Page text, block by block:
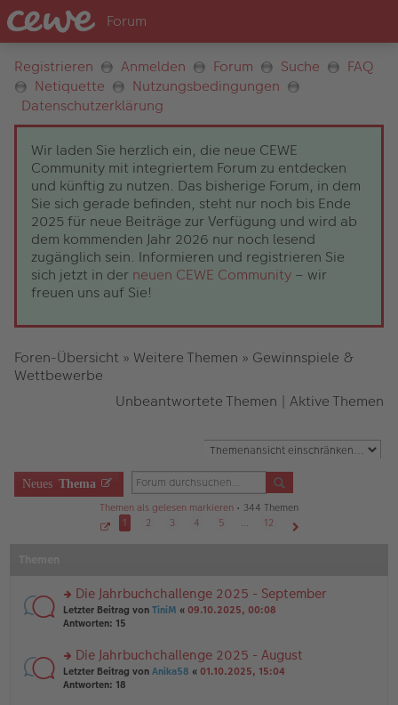
Registrieren Anmelden Forum Suche
FAQ
Netiquette
Nutzungsbedingungen
Datenschutzerklärung
Wir laden Sie herzlich ein, die neue CEWE
Community mit integriertem Forum zu entdecken
und künftig zu nutzen. Das bisherige Forum, in dem
Sie sich gerade befinden, steht nur noch bis Ende
2025 für neue Beiträge zur Verfügung und wird ab
dem kommenden Jahr 2026 nur noch lesend
zugänglich sein. Informieren und registrieren Sie
sich jetzt in der neuen CEWE Community – wir
freuen uns auf Sie!
Foren-Übersicht » Weitere Themen » Gewinnspiele &
Wettbewerbe
Unbeantwortete Themen | Aktive Themen
Neues Thema
Themen als gelesen markieren • 344 Themen
1
v
o
n
1
1 2 3 4 5 …
12
rs
te
n
g
el
Die Jahrbuchchallenge 2025 - September
Letzter Beitrag von TiniM « 09.10.2025, 00:08
Antworten: 15
rs
te
Die Jahrbuchchallenge 2025 - August
Letzter Beitrag von Anika58 « 01.10.2025, 15:04
Antworten: 18